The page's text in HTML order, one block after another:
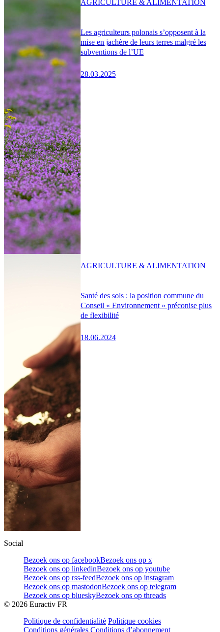
Les agriculteurs polonais s’opposent à la
mise en jachère de leurs terres malgré les
subventions de l’UE
28.03.2025
AGRICULTURE & ALIMENTATION
Santé des sols : la position commune du
Conseil « Environnement » préconise plus
de flexibilité
18.06.2024
AGRICULTURE & ALIMENTATION
Social
Bezoek ons op facebookBezoek ons op x
Bezoek ons op linkedinBezoek ons op youtube
Bezoek ons op rss-feedBezoek ons op instagram
Bezoek ons op mastodonBezoek ons op telegram
Bezoek ons op blueskyBezoek ons op threads
© 2026 Euractiv FR
Politique de confidentialité Politique cookies
Conditions générales Conditions d’abonnement